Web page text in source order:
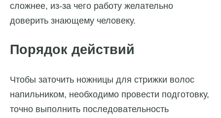
сложнее, из-за чего работу желательно
доверить знающему человеку.
Порядок действий
Чтобы заточить ножницы для стрижки волос
напильником, необходимо провести подготовку,
точно выполнить последовательность